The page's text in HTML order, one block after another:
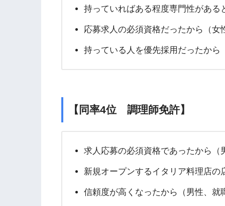
持っていればある程度専門性があ
応募求人の必須資格だったから（女
持っている人を優先採用だったから
【同率4位 調理師免許】
求人応募の必須資格であったから（
新規オープンするイタリア料理店
信頼度が高くなったから（男性、就